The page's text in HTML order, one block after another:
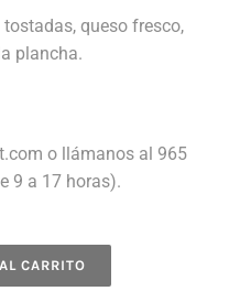
queso fresco,
plancha.
o llámanos al 965
9 a 17 horas).
CARRITO